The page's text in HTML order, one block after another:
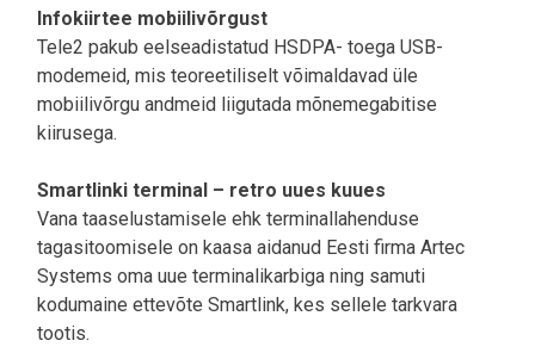
Infokiirtee mobiilivõrgust
Tele2 pakub eelseadistatud HSDPA- toega USB-
modemeid, mis teoreetiliselt võimaldavad üle
mobiilivõrgu andmeid liigutada mõnemegabitise
kiirusega.
Smartlinki terminal – retro uues kuues
Vana taaselustamisele ehk terminallahenduse
tagasitoomisele on kaasa aidanud Eesti firma Artec
Systems oma uue terminalikarbiga ning samuti
kodumaine ettevõte Smartlink, kes sellele tarkvara
tootis.